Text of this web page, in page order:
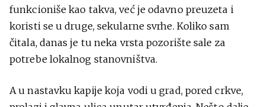
funkcioniše kao takva, već je odavno preuzeta i
koristi se u druge, sekularne svrhe. Koliko sam
čitala, danas je tu neka vrsta pozorište sale za
potrebe lokalnog stanovništva.
A u nastavku kapije koja vodi u grad, pored crkve,